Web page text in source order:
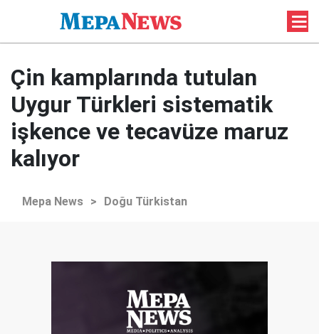
Çin kamplarında tutulan
Uygur Türkleri sistematik
işkence ve tecavüze maruz
kalıyor
Mepa News > Doğu Türkistan